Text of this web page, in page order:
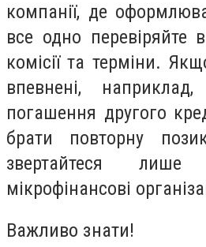
компанії, де
все одно перевіряйте
комісії та терміни.
впевнені,
погашення другого
брати повторну
звертайтеся лише
мікрофінансові
Важливо знати!